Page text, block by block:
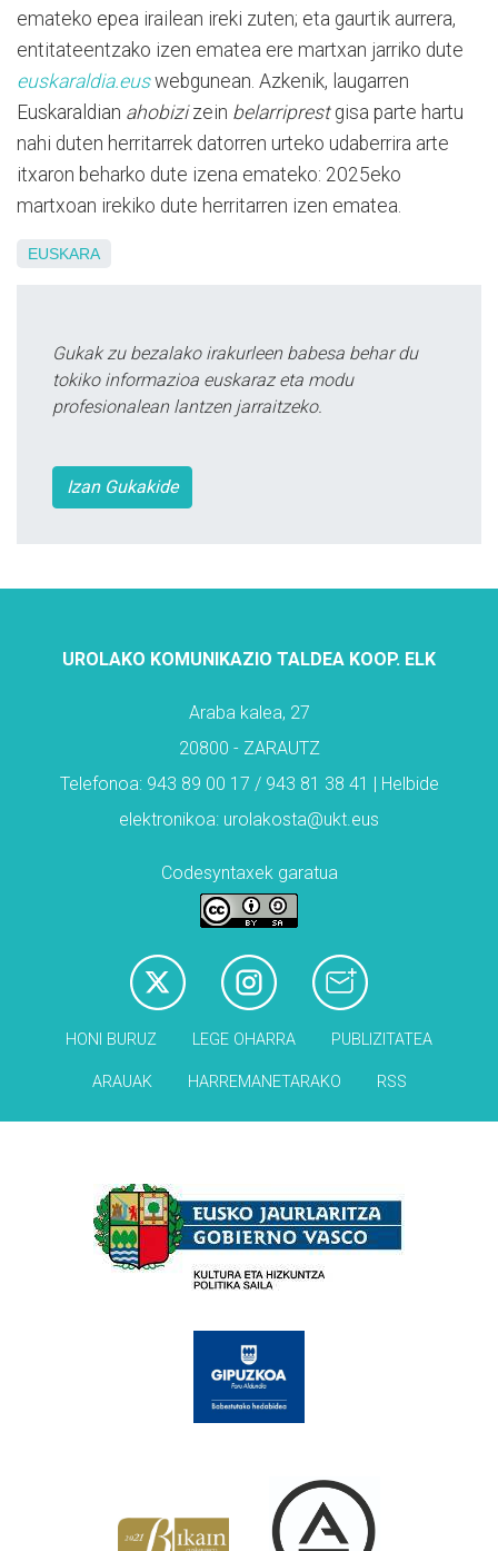
emateko epea irailean ireki zuten; eta gaurtik aurrera,
entitateentzako izen ematea ere martxan jarriko dute
euskaraldia.euswebgunean. Azkenik, laugarren
Euskaraldian ahobizizein belarriprestgisa parte hartu
nahi duten herritarrek datorren urteko udaberrira arte
itxaron beharko dute izena emateko: 2025eko
martxoan irekiko dute herritarren izen ematea.
EUSKARA
Gukak zu bezalako irakurleen babesa behar du
tokiko informazioa euskaraz eta modu
profesionalean lantzen jarraitzeko.
Izan Gukakide
UROLAKO KOMUNIKAZIO TALDEA KOOP. ELK
Araba kalea, 27
20800 - ZARAUTZ
Telefonoa: 943 89 00 17 / 943 81 38 41 | Helbide
elektronikoa: urolakosta@ukt.eus
Codesyntaxek garatua
HONI BURUZ LEGE OHARRA PUBLIZITATEA
ARAUAK HARREMANETARAKO RSS